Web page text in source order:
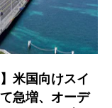
米国向けスイ
急増、オーデ